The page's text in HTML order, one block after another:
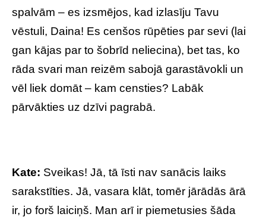
spalvām – es izsmējos, kad izlasīju Tavu
vēstuli, Daina! Es cenšos rūpēties par sevi (lai
gan kājas par to šobrīd neliecina), bet tas, ko
rāda svari man reizēm sabojā garastāvokli un
vēl liek domāt – kam censties? Labāk
pārvākties uz dzīvi pagrabā.
Kate: Sveikas! Jā, tā īsti nav sanācis laiks
sarakstīties. Jā, vasara klāt, tomēr jārādās ārā
ir, jo forš laiciņš. Man arī ir piemetusies šāda